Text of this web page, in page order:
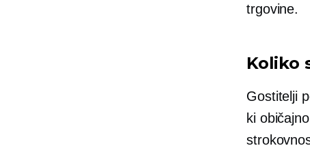
trgovine.
Koliko
Gostitelji
ki